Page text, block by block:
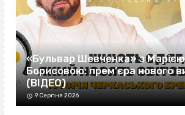
«Бульвар Шевченка» з Марією
Борисовою: прем’єра нового
(ВІДЕО)
9 Серпня 2026